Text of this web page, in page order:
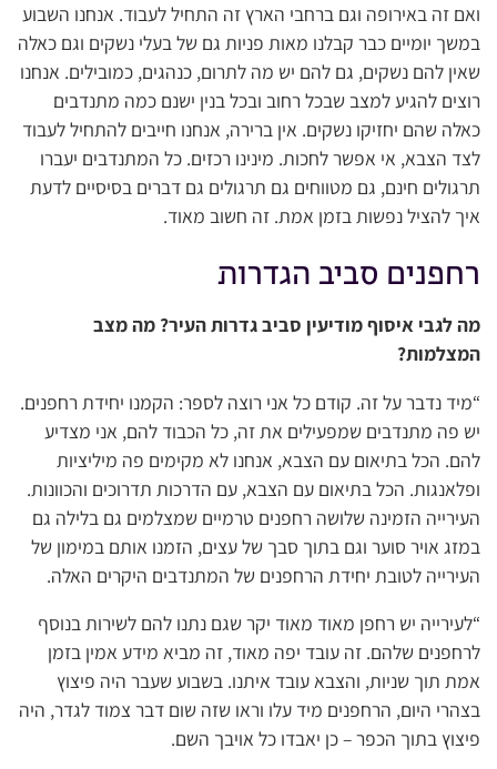
ואם זה באירופה וגם ברחבי הארץ זה התחיל לעבוד. אנחנו השבוע
במשך יומיים כבר קבלנו מאות פניות גם של בעלי נשקים וגם כאלה
שאין להם נשקים, גם להם יש מה לתרום, כנהגים, כמובילים. אנחנו
רוצים להגיע למצב שבכל רחוב ובכל בנין ישנם כמה מתנדבים
כאלה שהם יחזיקו נשקים. אין ברירה, אנחנו חייבים להתחיל לעבוד
לצד הצבא, אי אפשר לחכות. מינינו רכזים. כל המתנדבים יעברו
תרגולים חינם, גם מטווחים גם תרגולים גם דברים בסיסיים לדעת
איך להציל נפשות בזמן אמת. זה חשוב מאוד.
רחפנים סביב הגדרות
מה לגבי איסוף מודיעין סביב גדרות העיר? מה מצב
המצלמות?
“מיד נדבר על זה. קודם כל אני רוצה לספר: הקמנו יחידת רחפנים.
יש פה מתנדבים שמפעילים את זה, כל הכבוד להם, אני מצדיע
להם. הכל בתיאום עם הצבא, אנחנו לא מקימים פה מיליציות
ופלאנגות. הכל בתיאום עם הצבא, עם הדרכות תדרוכים והכוונות.
העירייה הזמינה שלושה רחפנים טרמיים שמצלמים גם בלילה גם
במזג אויר סוער וגם בתוך סבך של עצים, הזמנו אותם במימון של
העירייה לטובת יחידת הרחפנים של המתנדבים היקרים האלה.
“לעירייה יש רחפן מאוד מאוד יקר שגם נתנו להם לשירות בנוסף
לרחפנים שלהם. זה עובד יפה מאוד, זה מביא מידע אמין בזמן
אמת תוך שניות, והצבא עובד איתנו. בשבוע שעבר היה פיצוץ
בצהרי היום, הרחפנים מיד עלו וראו שזה שום דבר צמוד לגדר, היה
פיצוץ בתוך הכפר – כן יאבדו כל אויבך השם.